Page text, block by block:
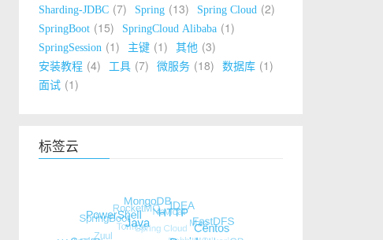
Sharding-JDBC 7 Spring 13 Spring Cloud 2
SpringBoot 15 SpringCloud Alibaba 1
SpringSession 1 主键 1 其他 3
安装教程 4 工具 7 微服务 18 数据库 1
面试 1
标签云